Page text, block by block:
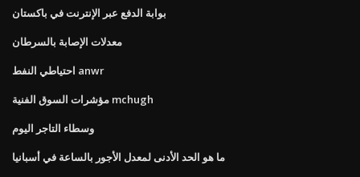
بوابة الدفع عبر الإنترنت في باكستان
معدلات الإصابة بالسرطان
احتياطي النفط anwr
مؤشرات السوق الفنية mchugh
وسطاء التاجر اليوم
ما هو الحد الأدنى لمعدل الأجور بالساعة في أسبانيا